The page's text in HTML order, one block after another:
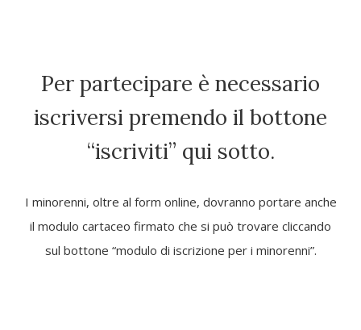
Per partecipare è necessario
iscriversi premendo il bottone
“iscriviti” qui sotto.
I minorenni, oltre al form online, dovranno portare anche
il modulo cartaceo firmato che si può trovare cliccando
sul bottone “modulo di iscrizione per i minorenni”.